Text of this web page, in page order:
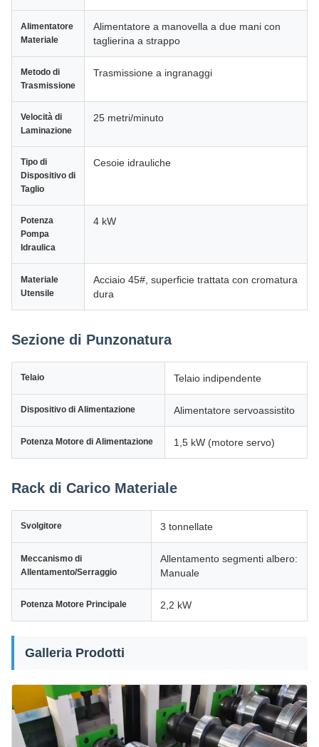
Alimentatore
Materiale
Alimentatore a manovella a due mani con
taglierina a strappo
Metodo di
Trasmissione
Trasmissione a ingranaggi
Velocità di
Laminazione
25 metri/minuto
Tipo di
Dispositivo di
Taglio
Cesoie idrauliche
Potenza
Pompa
Idraulica
4 kW
Materiale
Utensile
Acciaio 45#, superficie trattata con cromatura
dura
Sezione di Punzonatura
Telaio Telaio indipendente
Dispositivo di Alimentazione Alimentatore servoassistito
Potenza Motore di Alimentazione 1,5 kW (motore servo)
Rack di Carico Materiale
Svolgitore 3 tonnellate
Meccanismo di
Allentamento/Serraggio
Allentamento segmenti albero:
Manuale
Potenza Motore Principale 2,2 kW
Galleria Prodotti